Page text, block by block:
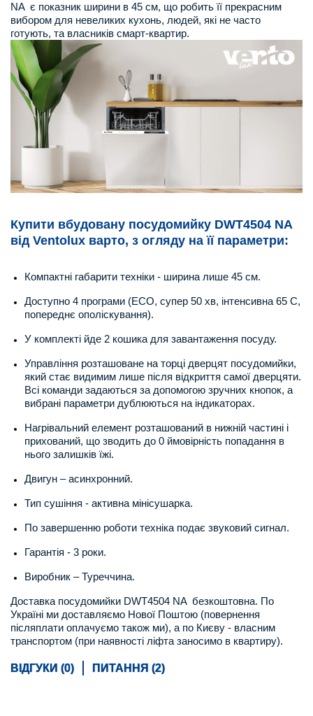
NA є показник ширини в 45 см, що робить її прекрасним
вибором для невеликих кухонь, людей, які не часто
готують, та власників смарт-квартир.
Купити вбудовану посудомийку DWT4504 NA
від Ventolux варто, з огляду наїїпараметри:
Компактні габарити техніки - ширина лише 45 см.
Доступно 4 програми (ECO, супер 50 хв, інтенсивна 65 С,
попереднє ополіскування).
У комплекті йде 2 кошика для завантаження посуду.
Управління розташоване на торці дверцят посудомийки,
який стає видимим лише після відкриття самої дверцяти.
Всі команди задаються за допомогою зручних кнопок, а
вибрані параметри дублюються на індикаторах.
Нагрівальний елемент розташований в нижній частині і
прихований, що зводить до 0 ймовірність попадання в
нього залишків їжі.
Двигун – асинхронний.
Тип сушіння - активна мінісушарка.
По завершенню роботи техніка подає звуковий сигнал.
Гарантія - 3 роки.
Виробник – Туреччина.
Доставка посудомийки DWT4504 NA безкоштовна. По
Україні ми доставляємо Нової Поштою (повернення
післяплати оплачуємо також ми), а по Києву - власним
транспортом (при наявності ліфта заносимо в квартиру).
ВІДГУКИ (0) ПИТАННЯ (2)